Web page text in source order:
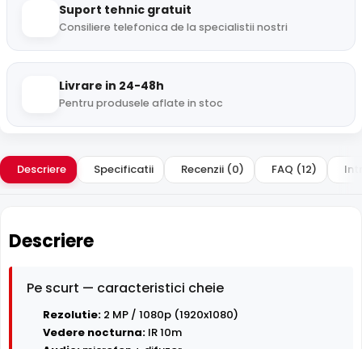
Suport tehnic gratuit
Consiliere telefonica de la specialistii nostri
Livrare in 24-48h
Pentru produsele aflate in stoc
Descriere Specificatii Recenzii (0) FAQ (12)
Descriere
Pe scurt — caracteristici cheie
Rezolutie: 2 MP / 1080p (1920x1080)
Vedere nocturna: IR 10m